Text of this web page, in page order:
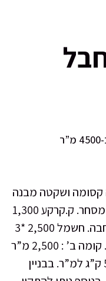
מבנה
משולב לתעשיה אחסנה ,מישרדים ומסחר. ק.קרקע 1,300
מ”ר, גובה 6 מ’ , כניסה תפעולית רחבה. חשמל 2,500 *3
אמפר. קומה א’: 900 מ”ר מישרדים. קומה ב’ : 2,500 מ”ר
בבניין